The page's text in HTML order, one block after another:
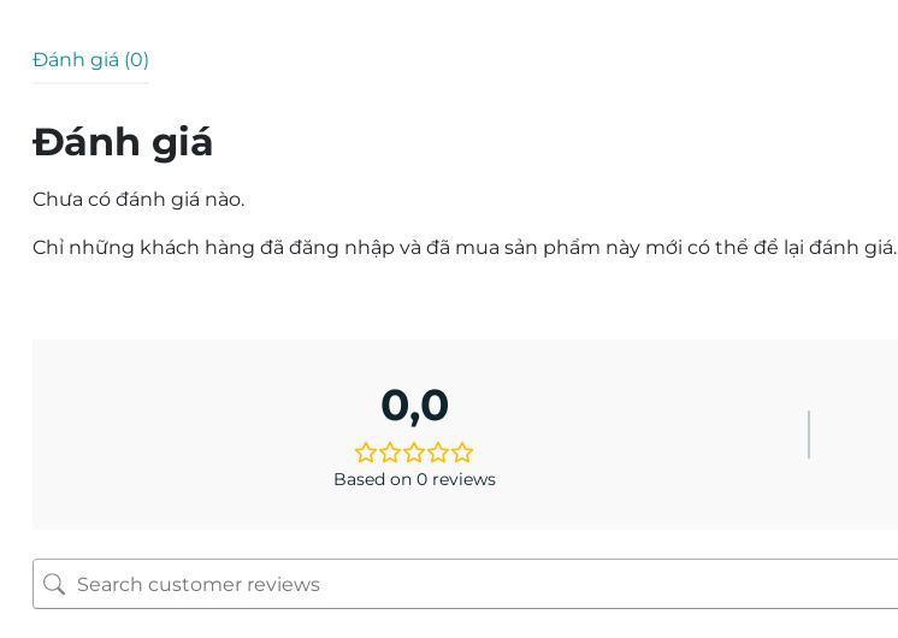
Đánh giá (0)
Đánh giá
Chưa có đánh giá nào.
Chỉ những khách hàng đã đăng nhập và đã mua sản phẩm này mới có thể để lại đánh giá.
0,0
Based on 0 reviews